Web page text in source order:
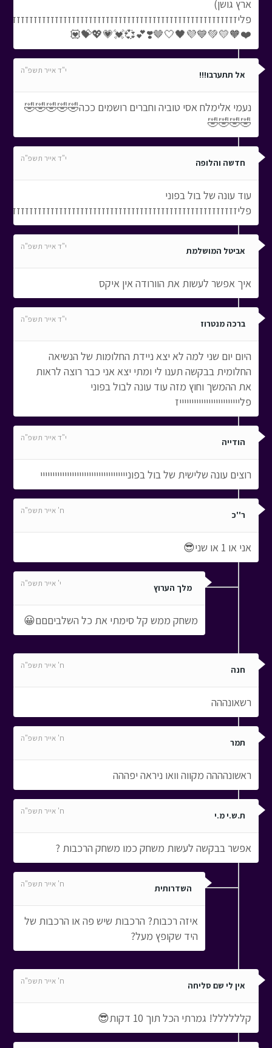
ארץ גושן)
❤️🧡💛💚💙💜🖤🤍🤎❣️💕💞💓💗💖💝💟
אל תתערבו!!! י"ד אייר תשפ"ה
נעמי אלימלח אסי טוביה וחברים רושמים ככה🤣🤣🤣🤣🤣
🤣🤣🤣🤣
חדשה והלופה י"ד אייר תשפ"ה
עוד עונה של בול בפוני
אביטל המושלמת י"ד אייר תשפ"ה
איך אפשר לעשות את הוורודה אין איקס
ברכה מנטרוז י"ד אייר תשפ"ה
היום יום שני למה לא יצא ניידת החלומות של הנשיאה
החלומית בבקשה תענו לי ומתי יצא אני כבר רוצה לראות
את ההמשך וחוץ מזה עוד עונה לבול בפוני
פליייייייייייייייייייייייייז
הודייה י"ד אייר תשפ"ה
רוצים עונה שלישית של בול בפוניייייייייייייייייייייייייייייייייייי
ר''כ ח' אייר תשפ"ה
אני או 1 או שני😎
מלך הערוץ י' אייר תשפ"ה
משחק ממש קל סימתי את כל השלביםםם😀
חנה ח' אייר תשפ"ה
רשאונההה
תמר ח' אייר תשפ"ה
ראשונהההה מקווה וואו ניראה יפההה
ת.ש.י מ.י ח' אייר תשפ"ה
אפשר בבקשה לעשות משחק כמו משחק הרכבות ?
השדרותית ח' אייר תשפ"ה
איזה רכבות? הרכבות שיש פה או הרכבות של
היד שקופץ מעל?
אין לי שם סליחה ח' אייר תשפ"ה
קלללללל! גמרתי הכל תוך 10 דקות😎